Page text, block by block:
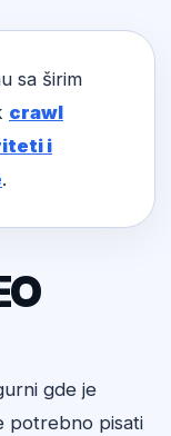
sa širim
crawl
i
.
gde je
potrebno pisati